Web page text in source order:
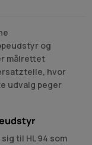
og
målrettet
hvor
udvalg peger
til HL 94 som